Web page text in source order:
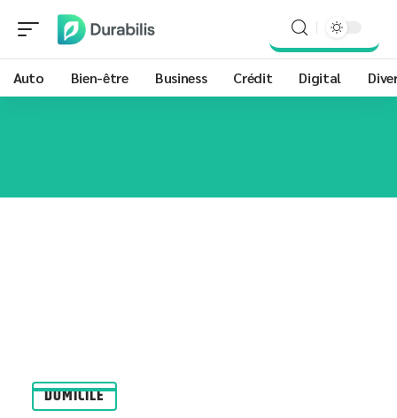
Auto Bien-être Business Crédit Digital
DOMICILE